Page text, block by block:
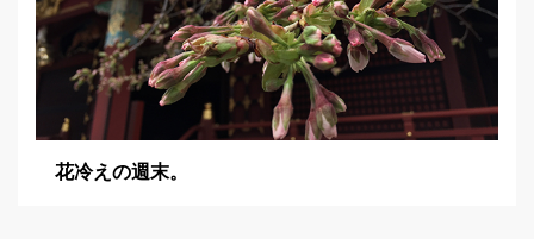
花冷えの週末。